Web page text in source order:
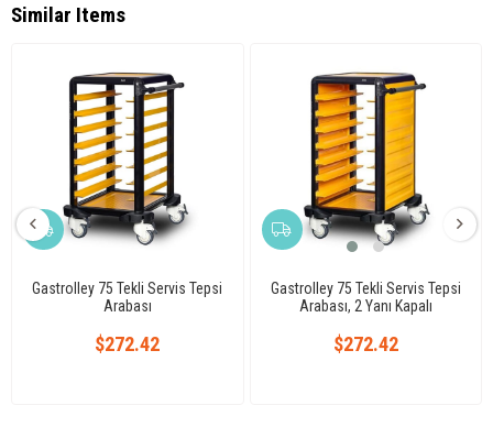
Similar Items
Gastrolley 75 Tekli Servis Tepsi
Arabası
$272.42
Gastrolley 75 Tekli Servis Tepsi
Arabası, 2 Yanı Kapalı
$272.42